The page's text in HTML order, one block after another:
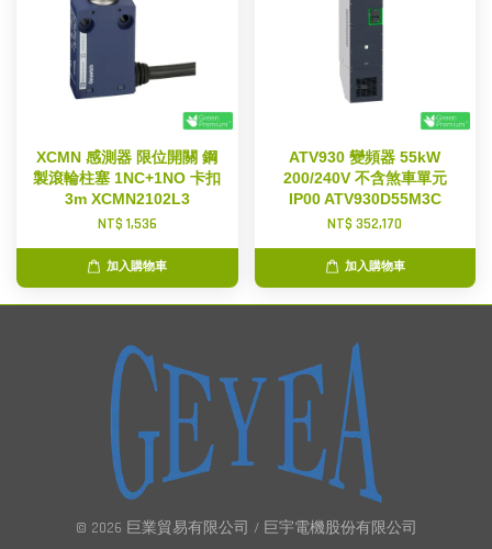
XCMN 感測器 限位開關 鋼
製滾輪柱塞 1NC+1NO 卡扣
3m XCMN2102L3
NT$ 1,536
加入購物車
ATV930 變頻器 55kW
200/240V 不含煞車單元
IP00 ATV930D55M3C
NT$ 352,170
加入購物車
© 2026 巨業貿易有限公司 / 巨宇電機股份有限公司